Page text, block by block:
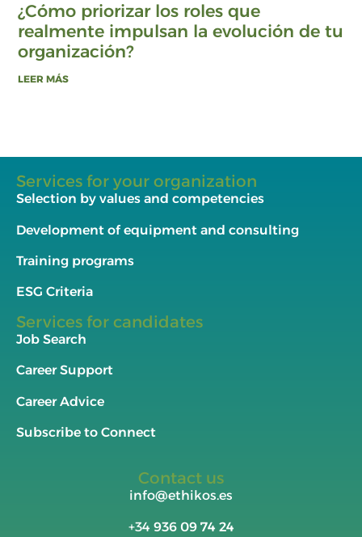
¿Cómo priorizar los roles que
realmente impulsan la evolución de tu
organización?
LEER MÁS
Services for your organization
Selection by values and competencies
Development of equipment and consulting
Training programs
ESG Criteria
Services for candidates
Job Search
Career Support
Career Advice
Subscribe to Connect
Contact us
info@ethikos.es
+34 936 09 74 24